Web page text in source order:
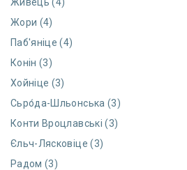
Жори (4)
Паб'яніце (4)
Конін (3)
Хойніце (3)
Сьро́да-Шльонська (3)
Конти Вроцлавські (3)
Єльч-Лясковіце (3)
Радом (3)